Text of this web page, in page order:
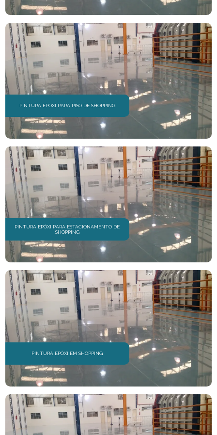
PINTURA EPÓXI PARA PISO DE SHOPPING
PINTURA EPÓXI PARA ESTACIONAMENTO DE
SHOPPING
PINTURA EPÓXI EM SHOPPING